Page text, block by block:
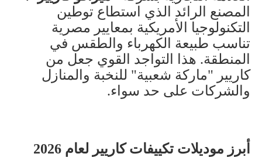
المصنع الرائد الذي استطاع توطين
التكنولوجيا الأمريكية بمعايير مصرية
تناسب طبيعة الكهرباء والطقس في
المنطقة. هذا التواجد القوي جعل من
كاريير "ماركة شعبية" للنخبة والمنازل
والشركات على حد سواء.
أبرز موديلات تكييفات كاريير لعام 2026